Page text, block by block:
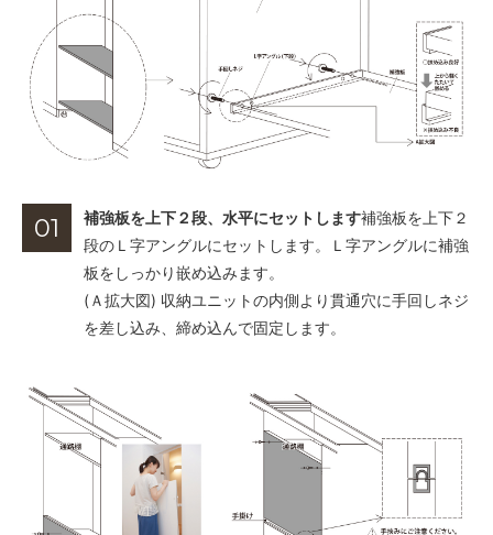
01 補強板を上下２段、水平にセットします補強板を上下２
段のＬ字アングルにセットします。Ｌ字アングルに補強
板をしっかり嵌め込みます。
(Ａ拡大図) 収納ユニットの内側より貫通穴に手回しネジ
を差し込み、締め込んで固定します。